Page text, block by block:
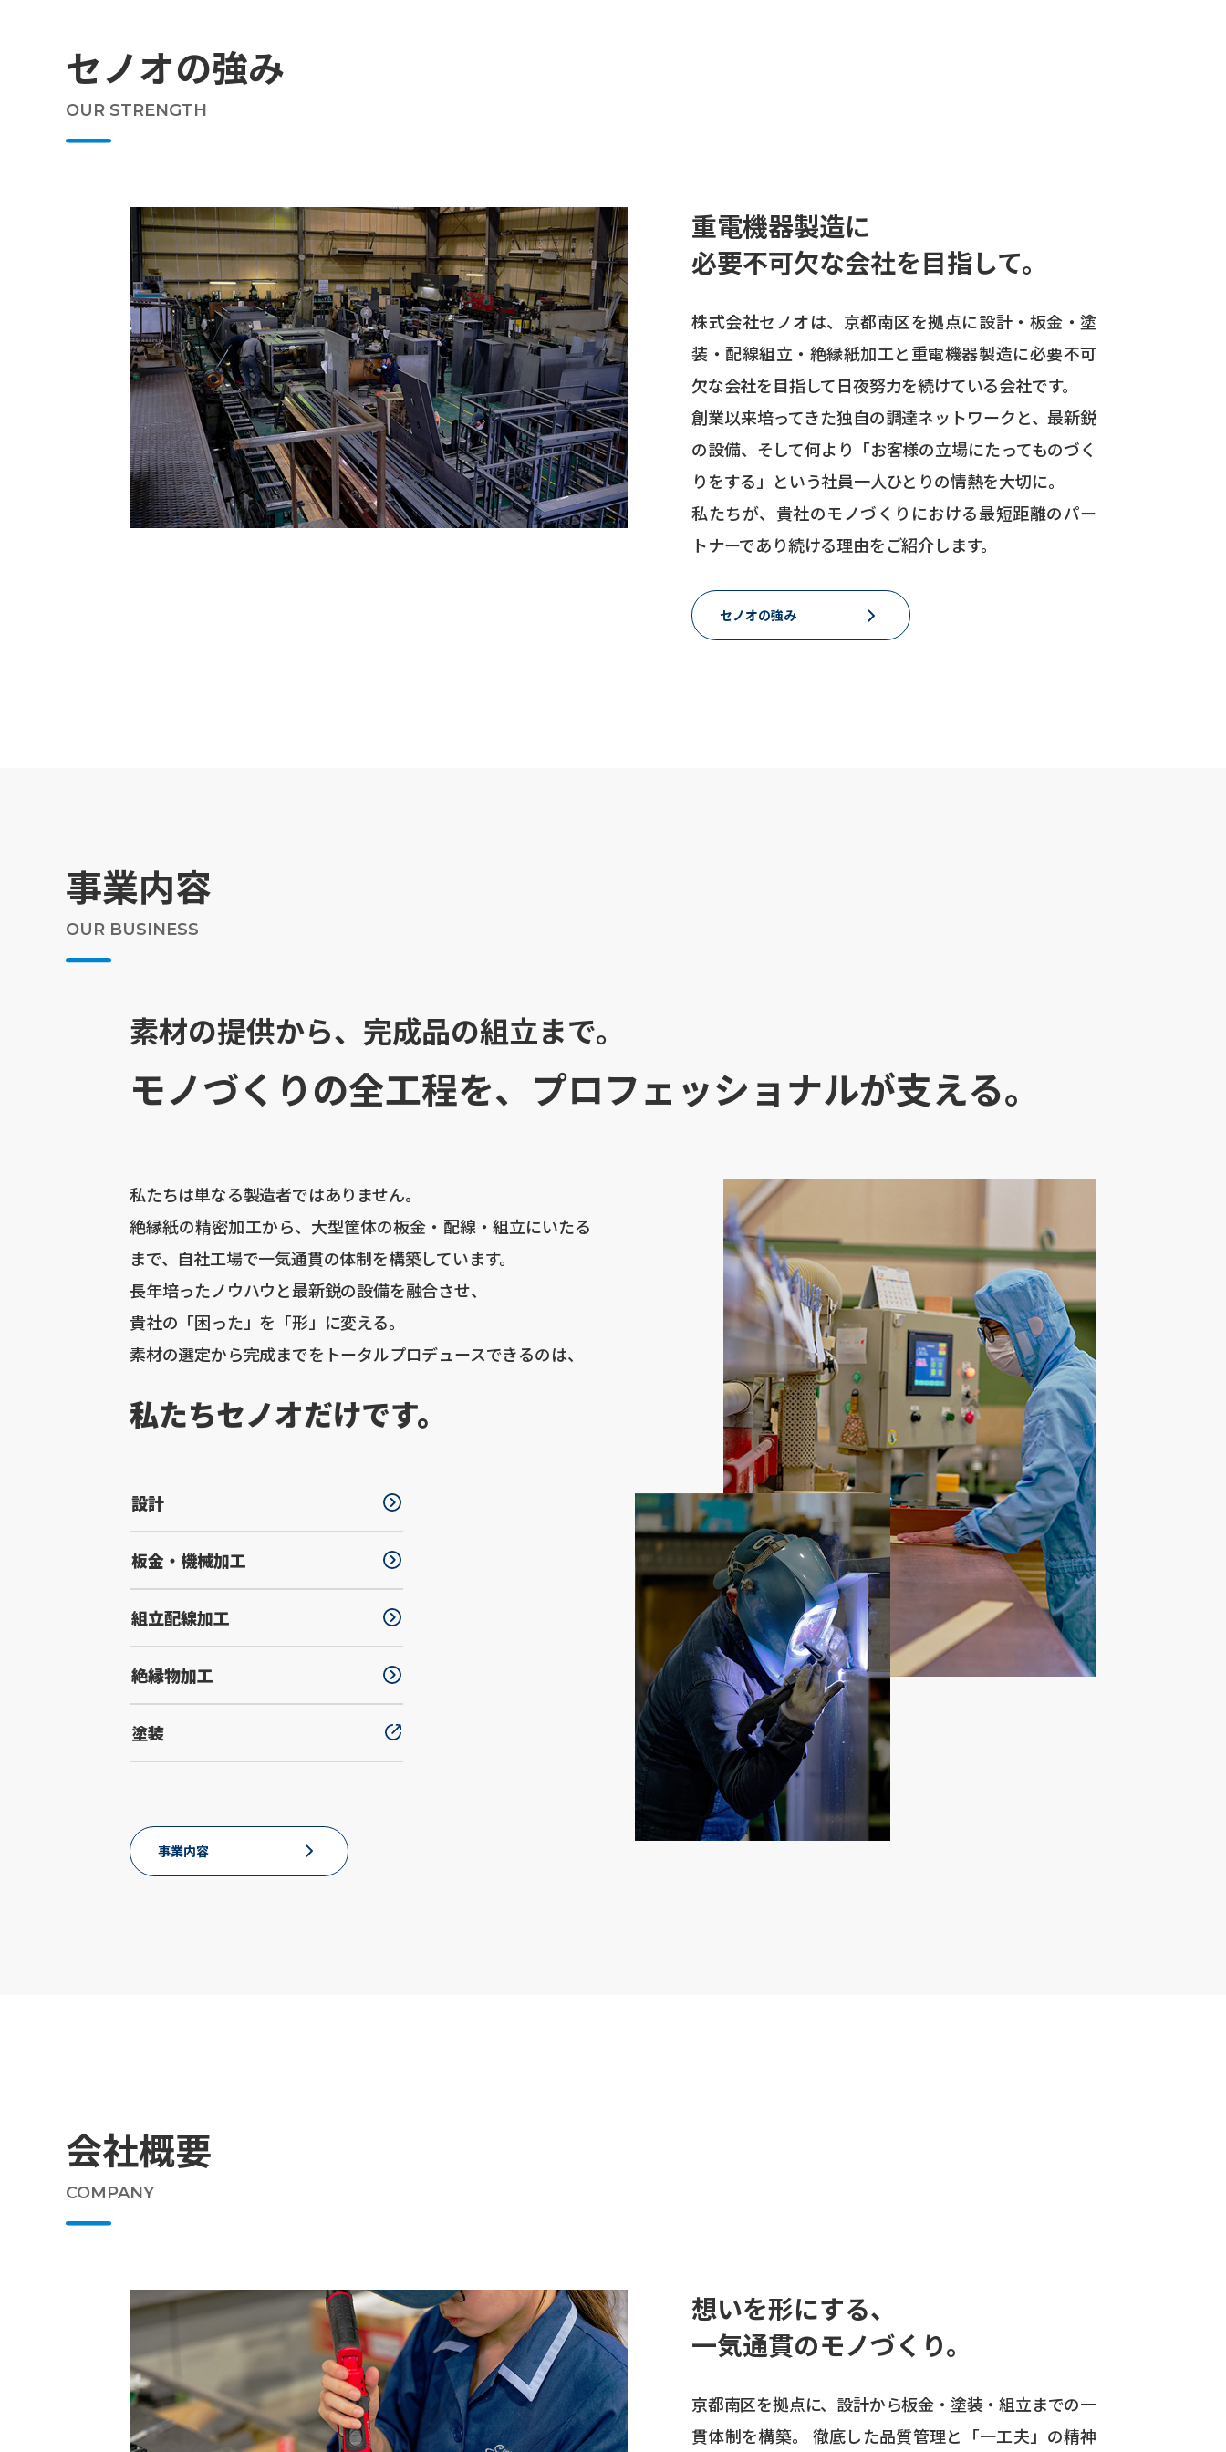
セノオの強み
OUR STRENGTH
重電機器製造に
必要不可欠な会社を目指して。
株式会社セノオは、京都南区を拠点に設計・板金・塗
装・配線組立・絶縁紙加工と重電機器製造に必要不可
欠な会社を目指して日夜努力を続けている会社です。
創業以来培ってきた独自の調達ネットワークと、最新鋭
の設備、そして何より「お客様の立場にたってものづく
りをする」という社員一人ひとりの情熱を大切に。
私たちが、貴社のモノづくりにおける最短距離のパー
トナーであり続ける理由をご紹介します。
セノオの強み
事業内容
OUR BUSINESS
素材の提供から、完成品の組立まで。
モノづくりの全工程を、プロフェッショナルが支える。
私たちは単なる製造者ではありません。
絶縁紙の精密加工から、大型筐体の板金・配線・組立にいたる
まで、自社工場で一気通貫の体制を構築しています。
長年培ったノウハウと最新鋭の設備を融合させ、
貴社の「困った」を「形」に変える。
素材の選定から完成までをトータルプロデュースできるのは、
私たちセノオだけです。
設計
板金・機械加工
組立配線加工
絶縁物加工
塗装
事業内容
会社概要
COMPANY
想いを形にする、
一気通貫のモノづくり。
京都南区を拠点に、設計から板金・塗装・組立までの一
貫体制を構築。 徹底した品質管理と「一工夫」の精神